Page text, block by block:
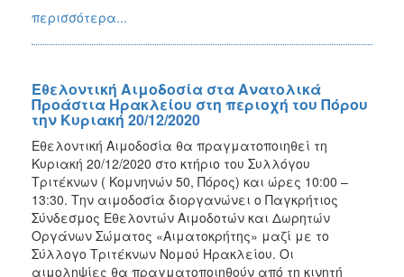
περισσότερα...
Εθελοντική Αιμοδοσία στα Ανατολικά
Προάστια Ηρακλείου στη περιοχή του Πόρου
την Κυριακή 20/12/2020
Εθελοντική Αιμοδοσία θα πραγματοποιηθεί τη
Κυριακή 20/12/2020 στο κτήριο του Συλλόγου
Τριτέκνων ( Κομνηνών 50, Πόρος) και ώρες 10:00 –
13:30. Την αιμοδοσία διοργανώνει ο Παγκρήτιος
Σύνδεσμος Εθελοντών Αιμοδοτών και Δωρητών
Οργάνων Σώματος «Αιματοκρήτης» μαζί με το
Σύλλογο Τριτέκνων Νομού Ηρακλείου. Οι
αιμοληψίες θα πραγματοποιηθούν από τη κινητή